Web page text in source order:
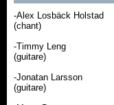
-Alex Losbäck Holstad
(chant)
-Timmy Leng
(guitare)
-Jonatan Larsson
(guitare)